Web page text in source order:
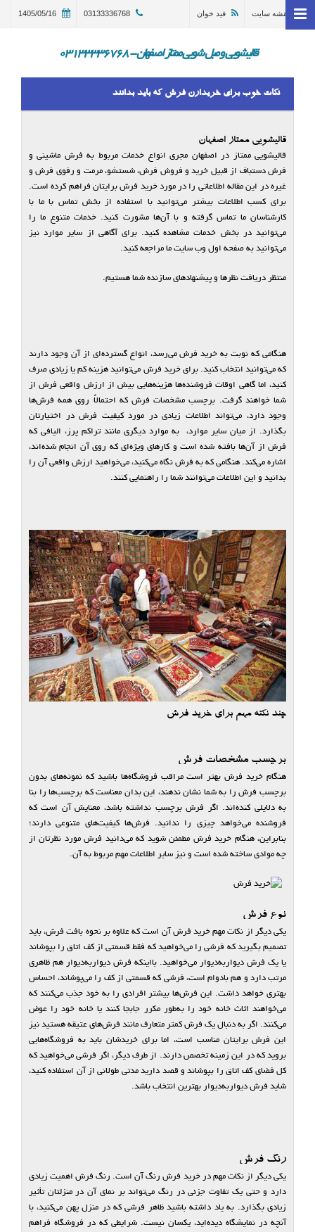
خانه
ترمیم و تعمیر قالی اصفهان
گالری
درباره ما
تماس با ما
در خواست سرویس
03133336768
1405/05/16 نقشه سایت فید خوان
قالیشویی و مبل شویی ممتاز اصفهان - 03133336768
نکات خوب برای خریدارن فرش که باید بدانند
قالیشویی ممتاز اصفهان
قالیشویی ممتاز در اصفهان مجری انواع خدمات مربوط به فرش ماشینی و
فرش دستباف از قبیل خرید و فروش فرش، شستشو، مرمت و رفوی فرش و
غیره در این مقاله اطلاعاتی را در مورد خرید فرش برایتان فراهم کرده است.
برای کسب اطلاعات بیشتر می‌توانید با استفاده از بخش تماس با ما با
کارشناسان ما تماس گرفته و با آن‌ها مشورت کنید. خدمات متنوع ما را
می‌توانید در بخش خدمات مشاهده کنید. برای آگاهی از سایر موارد نیز
می‌توانید به صفحه اول وب سایت ما مراجعه کنید.
منتظر دریافت نظرها و پیشنهادهای سازنده شما هستیم.
هنگامی که نوبت به خرید فرش می‌رسد، انواع گسترده‌ای از آن وجود دارند
که می‌توانید انتخاب کنید. برای خرید فرش می‌توانید هزینه کم یا زیادی صرف
کنید، اما گاهی اوقات فروشنده‌ها هزینه‌هایی بیش از ارزش واقعی فرش از
شما خواهند گرفت. برچسب مشخصات فرش که احتمالاً روی همه فرش‌ها
وجود دارد، می‌تواند اطلاعات زیادی در مورد کیفیت فرش در اختیارتان
بگذارد. از میان سایر موارد، به موارد دیگری مانند تراکم پرز، الیافی که
فرش از آن‌ها بافته شده است و کارهای ویژه‌ای که روی آن انجام شده‌اند،
اشاره می‌کند. هنگامی که به فرش نگاه می‌کنید، می‌خواهید ارزش واقعی آن را
بدانید و این اطلاعات می‌توانند شما را راهنمایی کنند.
چند نکته مهم برای خرید فرش
برچسب مشخصات فرش
هنگام خرید فرش بهتر است مراقب فروشگاه‌ها باشید که نمونه‌های بدون
برچسب فرش را به شما نشان ندهند، این بدان معناست که برچسب‌ها را بنا
به دلایلی کنده‌اند. اگر فرش برچسب نداشته باشد، معنایش آن است که
فروشنده می‌خواهد چیزی را ندانید. فرش‌ها کیفیت‌های متنوعی دارند؛
بنابراین، هنگام خرید فرش مطمئن شوید که می‌دانید فرش مورد نظرتان از
چه موادی ساخته شده است و نیز سایر اطلاعات مهم مربوط به آن.
نوع فرش
یکی دیگر از نکات مهم خرید فرش آن است که علاوه بر نحوه بافت فرش، باید
تصمیم بگیرید که فرشی را می‌خواهید که فقط قسمتی از کف اتاق را بپوشاند
یا یک فرش دیواربه‌دیوار می‌خواهید. بااینکه فرش دیواربه‌دیوار هم ظاهری
مرتب دارد و هم بادوام است، فرشی که قسمتی از کف را می‌پوشاند، احساس
بهتری خواهد داشت. این فرش‌ها بیشتر افرادی را به خود جذب می‌کنند که
می‌خواهند اثاث خانه خود را به‌طور مکرر جابجا کنند یا خانه خود را عوض
می‌کنند. اگر به دنبال یک فرش کمتر متعارف مانند فرش‌های عتیقه هستید نیز
این فرش برایتان مناسب است، اما برای خریدشان باید به فروشگاه‌هایی
بروید که در این زمینه تخصص دارند. از طرف دیگر، اگر فرشی می‌خواهید که
کل فضای کف اتاق را بپوشاند و قصد دارید مدتی طولانی از آن استفاده کنید،
شاید فرش دیواربه‌دیوار بهترین انتخاب باشد.
رنگ فرش
یکی دیگر از نکات مهم در خرید فرش رنگ آن است. رنگ فرش اهمیت زیادی
دارد و حتی یک تفاوت جزئی در رنگ می‌تواند بر نمای آن در منزلتان تأثیر
زیادی بگذارد. به یاد داشته باشید ظاهر فرشی که در منزل پهن می‌کنید، با
آنچه در نمایشگاه دیده‌اید، یکسان نیست. شرایطی که در فروشگاه فراهم